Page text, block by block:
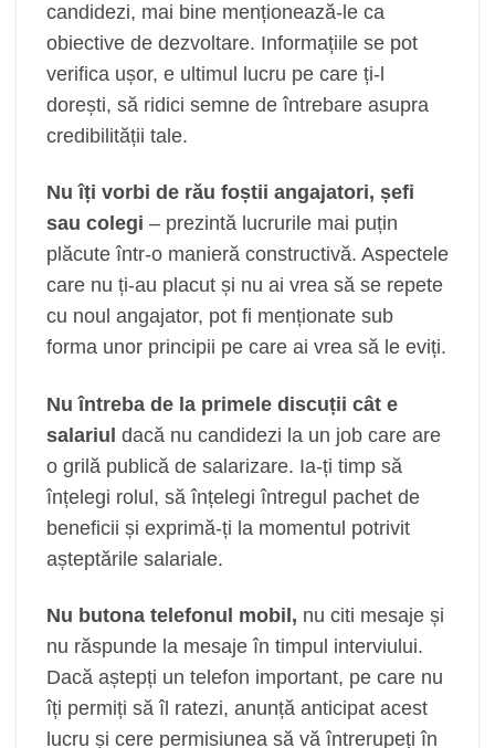
candidezi, mai bine menționează-le ca
obiective de dezvoltare. Informațiile se pot
verifica ușor, e ultimul lucru pe care ți-l
dorești, să ridici semne de întrebare asupra
credibilității tale.
Nu îți vorbi de rău foștii angajatori, șefi
sau colegi – prezintă lucrurile mai puțin
plăcute într-o manieră constructivă. Aspectele
care nu ți-au placut și nu ai vrea să se repete
cu noul angajator, pot fi menționate sub
forma unor principii pe care ai vrea să le eviți.
Nu întreba de la primele discuții cât e
salariul dacă nu candidezi la un job care are
o grilă publică de salarizare. Ia-ți timp să
înțelegi rolul, să înțelegi întregul pachet de
beneficii și exprimă-ți la momentul potrivit
așteptările salariale.
Nu butona telefonul mobil, nu citi mesaje și
nu răspunde la mesaje în timpul interviului.
Dacă aștepți un telefon important, pe care nu
îți permiți să îl ratezi, anunță anticipat acest
lucru și cere permisiunea să vă întrerupeți în